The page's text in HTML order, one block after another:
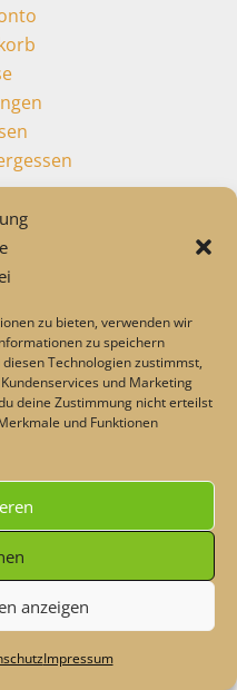
zu bieten, verwenden wir
zu speichern
Technologien zustimmst,
und Marketing
deine Zustimmung nicht erteilst
und Funktionen
anzeigen
Impressum
im Sommer💖 Code:
Verwerfen